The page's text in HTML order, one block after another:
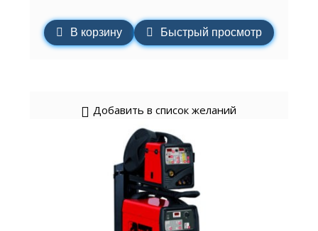
В корзину Быстрый просмотр
Добавить в список желаний